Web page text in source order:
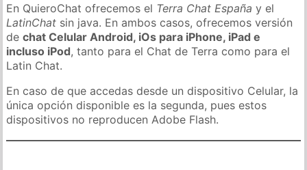
En QuieroChat ofrecemos el Terra Chat España y el
LatinChat sin java. En ambos casos, ofrecemos versión
dechat Celular Android, iOs para iPhone, iPad e
incluso iPod, tanto para el Chat de Terra como para el
Latin Chat.
En caso de que accedas desde un dispositivo Celular, la
única opción disponible es la segunda, pues estos
dispositivos no reproducen Adobe Flash.